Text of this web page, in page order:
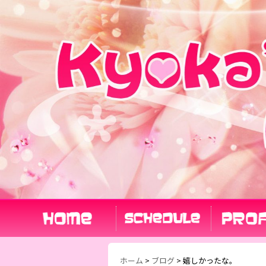
ホーム > ブログ > 嬉しかったな。